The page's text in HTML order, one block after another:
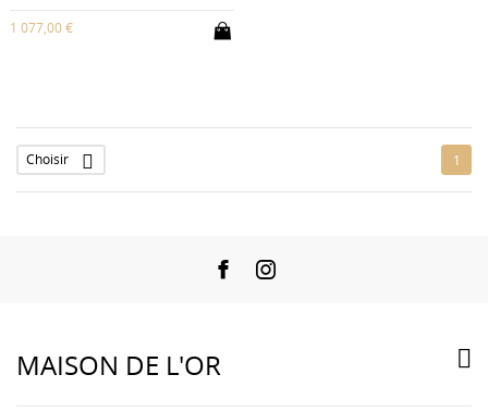
1 077,00 €
Choisir  1
FacebookInstagram
MAISON DE L'OR 